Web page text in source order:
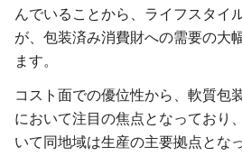
んでいることから、ライフスタイ
が、包装済み消費財への需要の大
ます。
コスト面での優位性から、軟質包
において注目の焦点となっており
いて同地域は生産の主要拠点とな